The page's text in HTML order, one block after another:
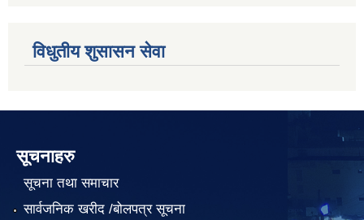
विधुतीय शुसासन सेवा
सूचनाहरु
सूचना तथा समाचार
सार्वजनिक खरीद /बोलपत्र सूचना